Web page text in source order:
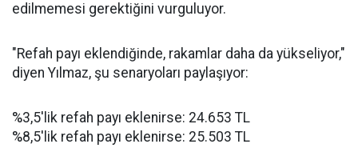
edilmemesi gerektiğini vurguluyor.
"Refah payı eklendiğinde, rakamlar daha da yükseliyor,"
diyen Yılmaz, şu senaryoları paylaşıyor:
%3,5'lik refah payı eklenirse: 24.653 TL
%8,5'lik refah payı eklenirse: 25.503 TL